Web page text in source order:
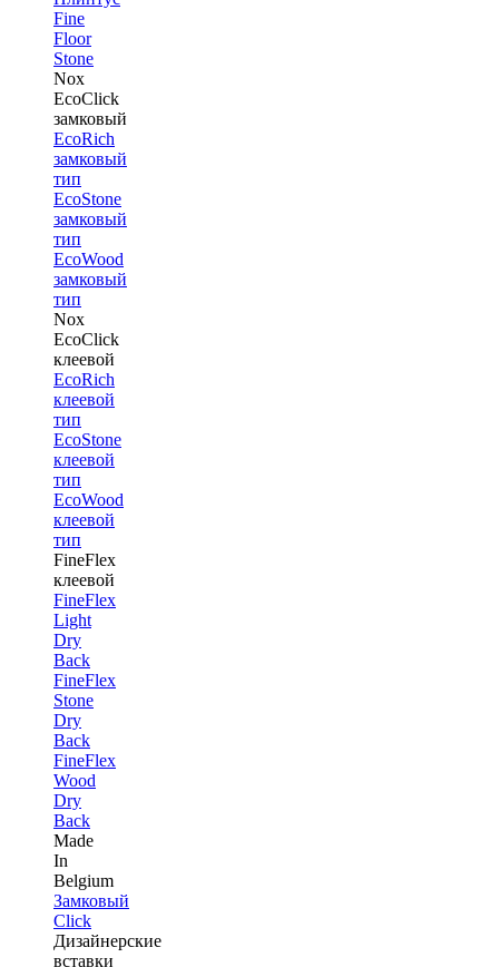
Fine
Floor
Stone
Nox
EcoClick
замковый
EcoRich
замковый
тип
EcoStone
замковый
тип
EcoWood
замковый
тип
Nox
EcoClick
клеевой
EcoRich
клеевой
тип
EcoStone
клеевой
тип
EcoWood
клеевой
тип
FineFlex
клеевой
FineFlex
Light
Dry
Back
FineFlex
Stone
Dry
Back
FineFlex
Wood
Dry
Back
Made
In
Belgium
Замковый
Click
Дизайнерские
вставки